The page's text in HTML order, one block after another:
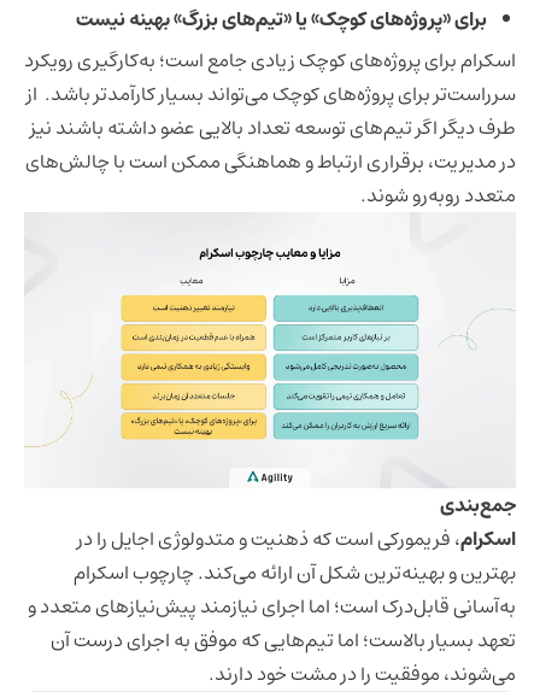
برای «پروژه‌های کوچک» یا «تیم‌های بزرگ» بهینه نیست
اسکرام برای پروژه‌های کوچک زیادی جامع است؛ به‌کارگیری رویکرد
سرراست‌تر برای پروژه‌های کوچک می‌تواند بسیار کارآمدتر باشد. از
طرف دیگر اگر تیم‌های توسعه تعداد بالایی عضو داشته باشند نیز
در مدیریت، برقراری ارتباط و هماهنگی ممکن است با چالش‌های
متعدد روبه‌رو شوند.
جمع‌بندی
اسکرام، فریمورکی است که ذهنیت و متدولوژی اجایل را در
بهترین و بهینه‌ترین شکل آن ارائه می‌کند. چارچوب اسکرام
به‌آسانی قابل‌درک است؛ اما اجرای نیازمند پیش‌نیازهای متعدد و
تعهد بسیار بالاست؛ اما تیم‌هایی که موفق به اجرای درست آن
می‌شوند، موفقیت را در مشت خود دارند.